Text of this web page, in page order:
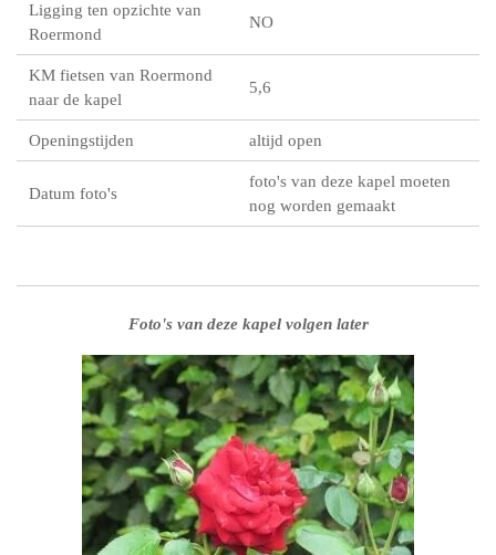
Ligging ten opzichte van
Roermond
NO
KM fietsen van Roermond
naar de kapel
5,6
Openingstijden altijd open
Datum foto's
foto's van deze kapel moeten
nog worden gemaakt
Foto's van deze kapel volgen later